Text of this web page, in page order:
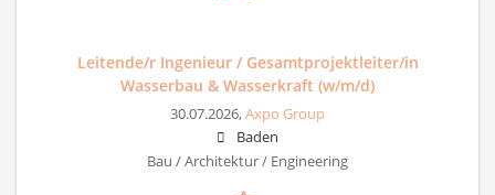
Leitende/r Ingenieur / Gesamtprojektleiter/in
Wasserbau & Wasserkraft (w/m/d)
30.07.2026,Axpo Group
Baden
Bau / Architektur / Engineering